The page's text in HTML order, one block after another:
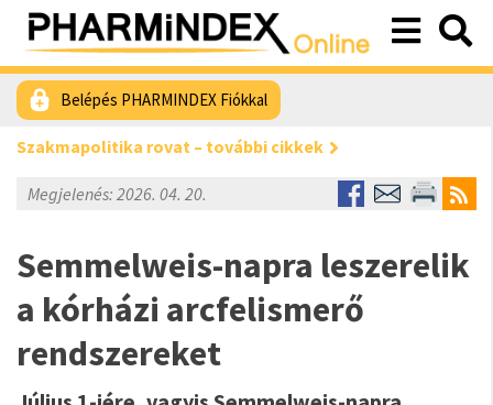
Belépés PHARMINDEX Fiókkal
Szakmapolitika rovat – további cikkek
Megjelenés: 2026. 04. 20.
Semmelweis-napra leszerelik
a kórházi arcfelismerő
rendszereket